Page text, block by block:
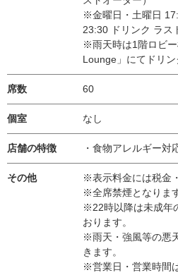
※金曜日・土曜日
23:30 ドリンク ラス
※雨天時は1階ロビ
Lounge」にてドリ
席数 60
個室 なし
店舗の特徴 ・食物アレルギー対
その他
※表示料金には税金
※全席禁煙となります
※22時以降は未成年
おります。
※雨天・強風等の悪
きます。
※営業日・営業時間